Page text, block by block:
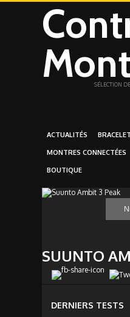
SÉLECTION
ACTUALITÉS
MONTRES CONNECTÉES
BOUTIQUE
SUUNTO
DERNIERS TESTS